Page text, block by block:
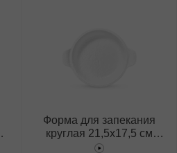
Форма для запекания
круглая 21,5x17,5 см
WL‑661542/A